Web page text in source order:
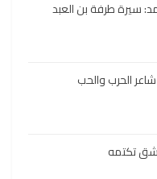
سيرة طرفة بن العبد
الحرب والحب
تكتمه